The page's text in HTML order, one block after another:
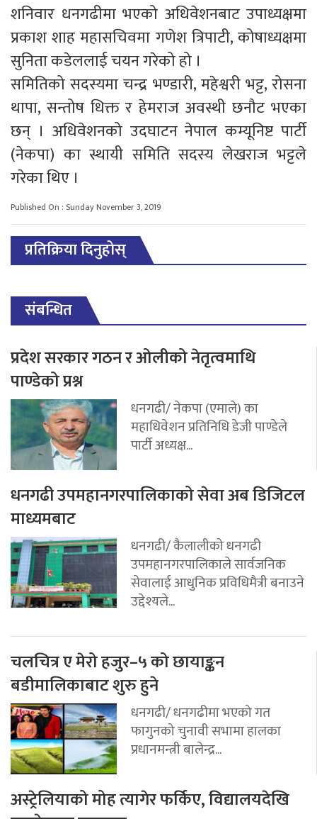
शनिवार धनगढीमा भएको अधिवेशनबाट उपाध्यक्षमा
प्रकाश शाह महासचिवमा गणेश त्रिपाटी, कोषाध्यक्षमा
सुनिता कडेललाई चयन गरेको हो ।
समितिको सदस्यमा चन्द्र भण्डारी, महेश्वरी भट्ट, रोसना
थापा, सन्तोष धिक्त र हेमराज अवस्थी छनौट भएका
छन् । अधिवेशनको उदघाटन नेपाल कम्यूनिष्ट पार्टी
(नेकपा) का स्थायी समिति सदस्य लेखराज भट्टले
गरेका थिए ।
Published On : Sunday November 3, 2019
प्रतिक्रिया दिनुहोस्
संबन्धित
प्रदेश सरकार गठन र ओलीको नेतृत्वमाथि
पाण्डेको प्रश्न
धनगढी/ नेकपा (एमाले) का
महाधिवेशन प्रतिनिधि डेजी पाण्डेले
पार्टी अध्यक्ष...
धनगढी उपमहानगरपालिकाको सेवा अब डिजिटल
माध्यमबाट
धनगढी/ कैलालीको धनगढी
उपमहानगरपालिकाले सार्वजनिक
सेवालाई आधुनिक प्रविधिमैत्री बनाउने
उद्देश्यले...
चलचित्र ए मेरो हजुर–५ को छायाङ्कन
बडीमालिकाबाट शुरु हुने
धनगढी/ धनगढीमा भएको गत
फागुनको चुनावी सभामा हालका
प्रधानमन्त्री बालेन्द्र...
अस्ट्रेलियाको मोह त्यागेर फर्किए, विद्यालयदेखि